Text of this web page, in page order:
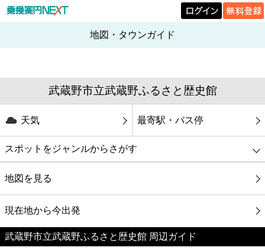
地図・タウンガイド
武蔵野市立武蔵野ふるさと歴史館
天気 最寄駅・バス停
スポットをジャンルからさがす
グルメ
映画
美容
地図を見る
現在地から今出発
武蔵野市立武蔵野ふるさと歴史館 周辺ガイド